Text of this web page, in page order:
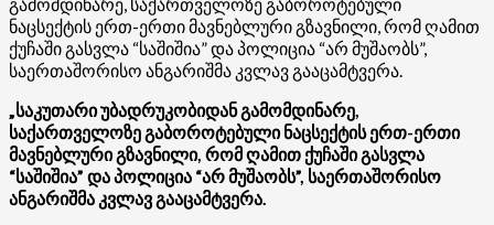
ნაცსექტის ერთ-ერთი მავნებლური გზავნილი, რომ ღამით
ქუჩაში გასვლა “საშიშია” და პოლიცია “არ მუშაობს”,
საერთაშორისო ანგარიშმა კვლავ გააცამტვერა.
„საკუთარი უბადრუკობიდან გამომდინარე,
საქართველოზე გაბოროტებული ნაცსექტის ერთ-ერთი
მავნებლური გზავნილი, რომ ღამით ქუჩაში გასვლა
“საშიშია” და პოლიცია “არ მუშაობს”, საერთაშორისო
ანგარიშმა კვლავ გააცამტვერა.